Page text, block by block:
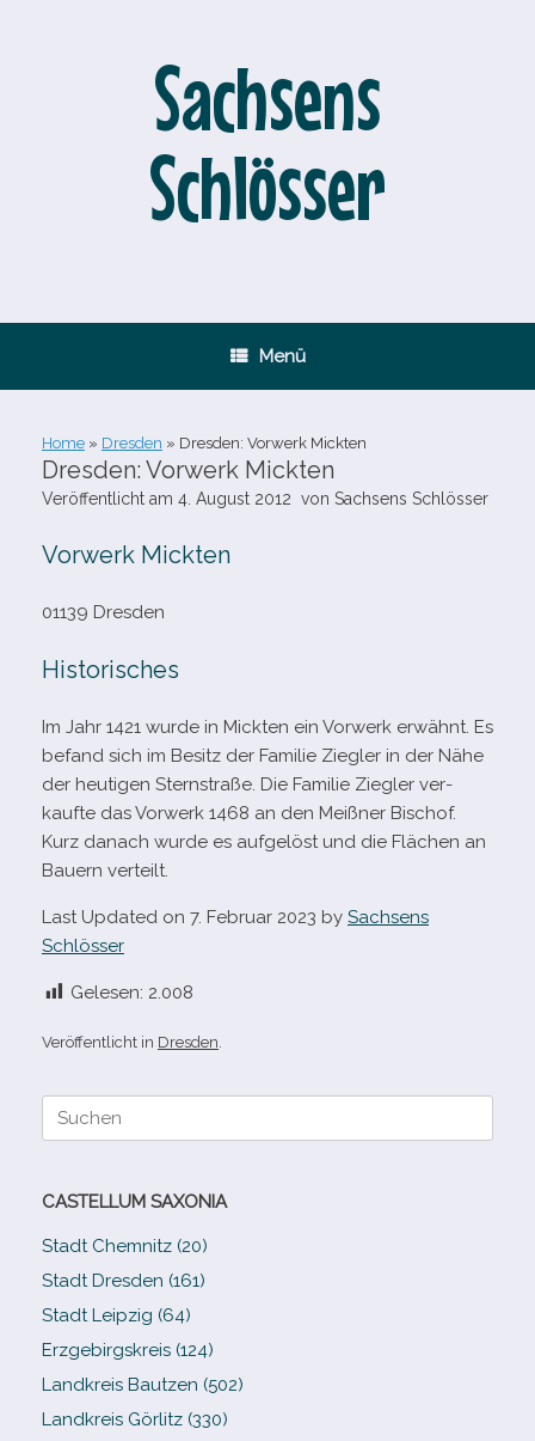
Sachsens
Schlösser
Menü
Home » Dresden » Dresden: Vorwerk Mickten
Dresden: Vorwerk Mickten
Veröffentlicht am 4. August 2012 von Sachsens Schlösser
Vorwerk Mickten
01139 Dresden
Historisches
Im Jahr 1421 wurde in Mickten ein Vorwerk erwähnt. Es
befand sich im Besitz der Familie Ziegler in der Nähe
der heu­ti­gen Sternstraße. Die Familie Ziegler ver­
kaufte das Vorwerk 1468 an den Meißner Bischof.
Kurz danach wurde es auf­ge­löst und die Flächen an
Bauern verteilt.
Last Updated on 7. Februar 2023 by Sachsens
Schlösser
Gelesen: 2.008
Veröffentlicht in Dresden
Suche
CASTELLUM SAXONIA
Stadt Chemnitz (20)
Stadt Dresden (161)
Stadt Leipzig (64)
Erzgebirgskreis (124)
Landkreis Bautzen (502)
Landkreis Görlitz (330)